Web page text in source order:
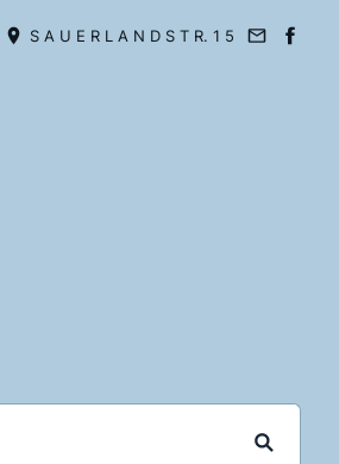
S A U E R L A N D S T R. 1 5